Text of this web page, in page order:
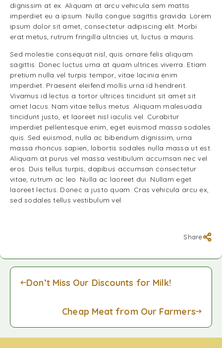
dignissim at ex. Aliquam at arcu vehicula sem mattis
imperdiet eu a ipsum. Nulla congue sagittis gravida. Lorem
ipsum dolor sit amet, consectetur adipiscing elit. Morbi
erat metus, rutrum fringilla ultricies ut, luctus a mauris.
Sed molestie consequat nisl, quis ornare felis aliquam
sagittis. Donec luctus urna at quam ultrices viverra. Etiam
pretium nulla vel turpis tempor, vitae lacinia enim
imperdiet. Praesent eleifend mollis urna id hendrerit.
Vivamus id lectus a tortor ultrices tincidunt sit amet sit
amet lacus. Nam vitae tellus metus. Aliquam malesuada
tincidunt justo, et laoreet nisl iaculis vel. Curabitur
imperdiet pellentesque enim, eget euismod massa sodales
quis. Sed euismod, nulla ac bibendum dignissim, urna
massa rhoncus sapien, lobortis sodales nulla massa ut est.
Aliquam at purus vel massa vestibulum accumsan nec vel
eros. Duis tellus turpis, dapibus accumsan consectetur
vitae, rutrum ac leo. Nulla ac laoreet dui. Nullam eget
laoreet lectus. Donec a justo quam. Cras vehicula arcu ex,
sed sodales tellus vestibulum vel.
Share
Don’t Miss Our Discounts for Milk!
Cheap Meat from Our Farmers
Công ty TNHH TNI King Coffee